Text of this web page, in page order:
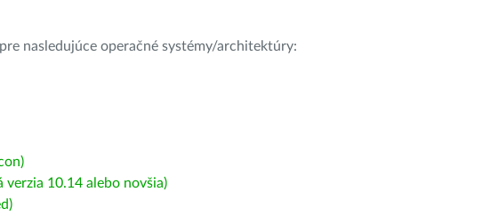
nasledujúce operačné systémy/architektúry:
verzia 10.14 alebo novšia)